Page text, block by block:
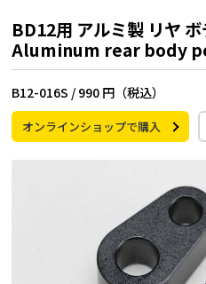
BD12用 アルミ製 リヤ
Aluminum rear body
B12-016S / 990 円（税込）
オンラインショップで購入